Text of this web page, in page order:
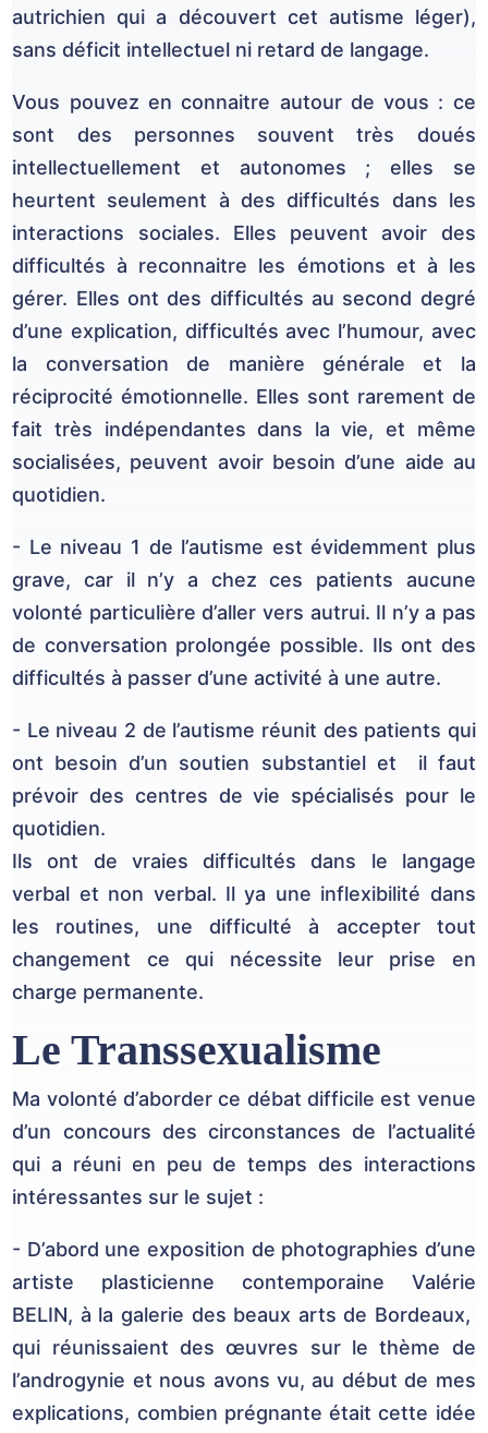
autrichien qui a découvert cet autisme léger),
sans déficit intellectuel ni retard de langage.
Vous pouvez en connaitre autour de vous : ce
sont des personnes souvent très doués
intellectuellement et autonomes ; elles se
heurtent seulement à des difficultés dans les
interactions sociales. Elles peuvent avoir des
difficultés à reconnaitre les émotions et à les
gérer. Elles ont des difficultés au second degré
d’une explication, difficultés avec l’humour, avec
la conversation de manière générale et la
réciprocité émotionnelle. Elles sont rarement de
fait très indépendantes dans la vie, et même
socialisées, peuvent avoir besoin d’une aide au
quotidien.
- Le niveau 1 de l’autisme est évidemment plus
grave, car il n’y a chez ces patients aucune
volonté particulière d’aller vers autrui. Il n’y a pas
de conversation prolongée possible. Ils ont des
difficultés à passer d’une activité à une autre.
- Le niveau 2 de l’autisme réunit des patients qui
ont besoin d’un soutien substantiel et il faut
prévoir des centres de vie spécialisés pour le
quotidien.
Ils ont de vraies difficultés dans le langage
verbal et non verbal. Il ya une inflexibilité dans
les routines, une difficulté à accepter tout
changement ce qui nécessite leur prise en
charge permanente.
Le Transsexualisme
Ma volonté d’aborder ce débat difficile est venue
d’un concours des circonstances de l’actualité
qui a réuni en peu de temps des interactions
intéressantes sur le sujet :
- D’abord une exposition de photographies d’une
artiste plasticienne contemporaine Valérie
BELIN, à la galerie des beaux arts de Bordeaux,
qui réunissaient des œuvres sur le thème de
l’androgynie et nous avons vu, au début de mes
explications, combien prégnante était cette idée